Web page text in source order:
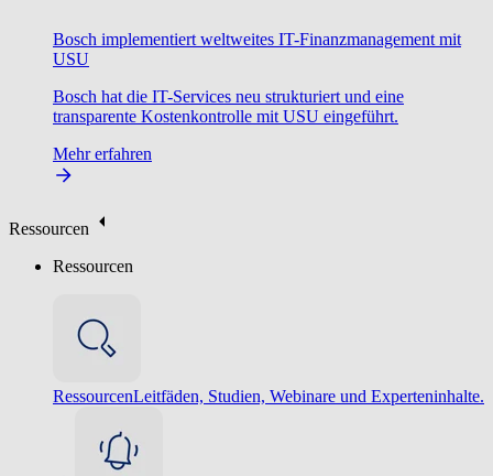
Bosch implementiert weltweites IT-Finanzmanagement mit
USU
Bosch hat die IT-Services neu strukturiert und eine
transparente Kostenkontrolle mit USU eingeführt.
Mehr erfahren
Ressourcen
Ressourcen
RessourcenLeitfäden, Studien, Webinare und Experteninhalte.